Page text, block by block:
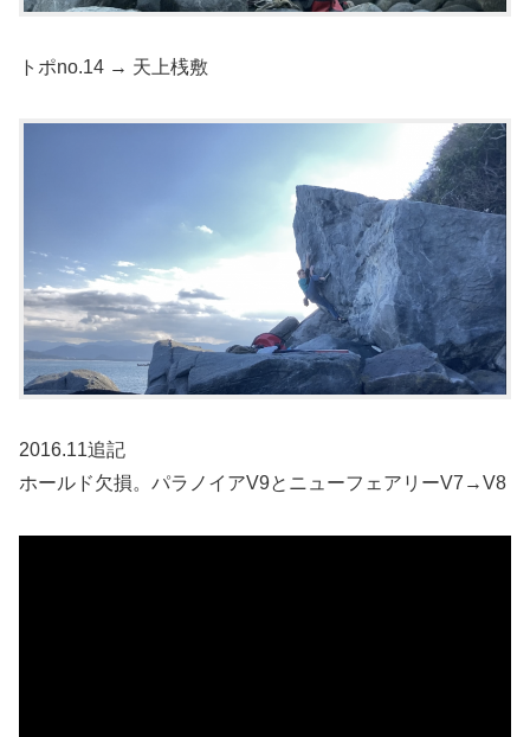
トポno.14 → 天上桟敷
2016.11追記
ホールド欠損。パラノイアV9とニューフェアリーV7→V8